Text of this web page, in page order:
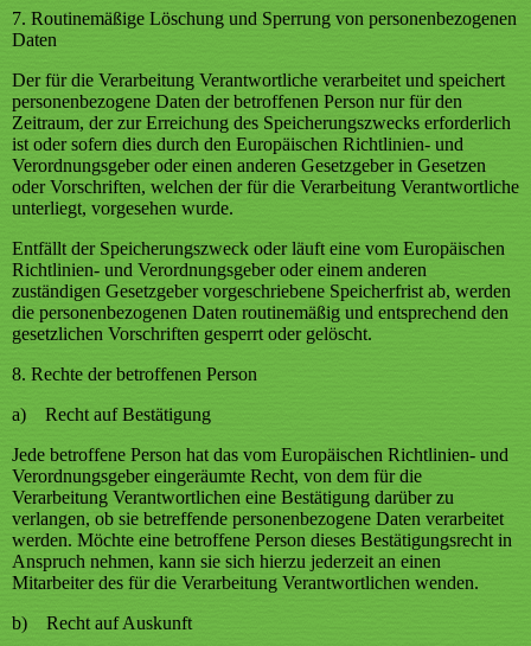
7. Routinemäßige Löschung und Sperrung von personenbezogenen
Daten
Der für die Verarbeitung Verantwortliche verarbeitet und speichert
personenbezogene Daten der betroffenen Person nur für den
Zeitraum, der zur Erreichung des Speicherungszwecks erforderlich
ist oder sofern dies durch den Europäischen Richtlinien- und
Verordnungsgeber oder einen anderen Gesetzgeber in Gesetzen
oder Vorschriften, welchen der für die Verarbeitung Verantwortliche
unterliegt, vorgesehen wurde.
Entfällt der Speicherungszweck oder läuft eine vom Europäischen
Richtlinien- und Verordnungsgeber oder einem anderen
zuständigen Gesetzgeber vorgeschriebene Speicherfrist ab, werden
die personenbezogenen Daten routinemäßig und entsprechend den
gesetzlichen Vorschriften gesperrt oder gelöscht.
8. Rechte der betroffenen Person
a) Recht auf Bestätigung
Jede betroffene Person hat das vom Europäischen Richtlinien- und
Verordnungsgeber eingeräumte Recht, von dem für die
Verarbeitung Verantwortlichen eine Bestätigung darüber zu
verlangen, ob sie betreffende personenbezogene Daten verarbeitet
werden. Möchte eine betroffene Person dieses Bestätigungsrecht in
Anspruch nehmen, kann sie sich hierzu jederzeit an einen
Mitarbeiter des für die Verarbeitung Verantwortlichen wenden.
b) Recht auf Auskunft